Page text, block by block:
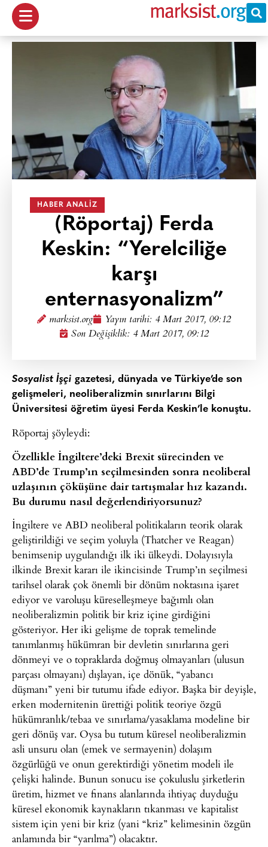
HABER ANALIZ
(Röportaj) Ferda
Keskin: “Yerelciliğe
karşı
enternasyonalizm”
marksist.org Yayın tarihi: 4 Mart 2017, 09:12
Son Değişiklik: 4 Mart 2017, 09:12
Sosyalist İşçi gazetesi, dünyada ve Türkiye’de son
gelişmeleri, neoliberalizmin sınırlarını Bilgi
Üniversitesi öğretim üyesi Ferda Keskin’le konuştu.
Röportaj şöyleydi:
Özellikle İngiltere’deki Brexit sürecinden ve
ABD’de Trump’ın seçilmesinden sonra neoliberal
uzlaşının çöküşüne dair tartışmalar hız kazandı.
Bu durumu nasıl değerlendiriyorsunuz?
İngiltere ve ABD neoliberal politikaların teorik olarak
geliştirildiği ve seçim yoluyla (Thatcher ve Reagan)
benimsenip uygulandığı ilk iki ülkeydi. Dolayısıyla
ilkinde Brexit kararı ile ikincisinde Trump’ın seçilmesi
tarihsel olarak çok önemli bir dönüm noktasına işaret
ediyor ve varoluşu küreselleşmeye bağımlı olan
neoliberalizmin politik bir kriz içine girdiğini
gösteriyor. Her iki gelişme de toprak temelinde
tanımlanmış hükümran bir devletin sınırlarına geri
dönmeyi ve o topraklarda doğmuş olmayanları (ulusun
parçası olmayanı) dışlayan, içe dönük, “yabancı
düşmanı” yeni bir tutumu ifade ediyor. Başka bir deyişle,
erken modernitenin ürettiği politik teoriye özgü
hükümranlık/tebaa ve sınırlama/yasaklama modeline bir
geri dönüş var. Oysa bu tutum küresel neoliberalizmin
asli unsuru olan (emek ve sermayenin) dolaşım
özgürlüğü ve onun gerektirdiği yönetim modeli ile
çelişki halinde. Bunun sonucu ise çokuluslu şirketlerin
üretim, hizmet ve finans alanlarında ihtiyaç duyduğu
küresel ekonomik kaynakların tıkanması ve kapitalist
sistem için yeni bir kriz (yani “kriz” kelimesinin özgün
anlamında bir “yarılma”) olacaktır.